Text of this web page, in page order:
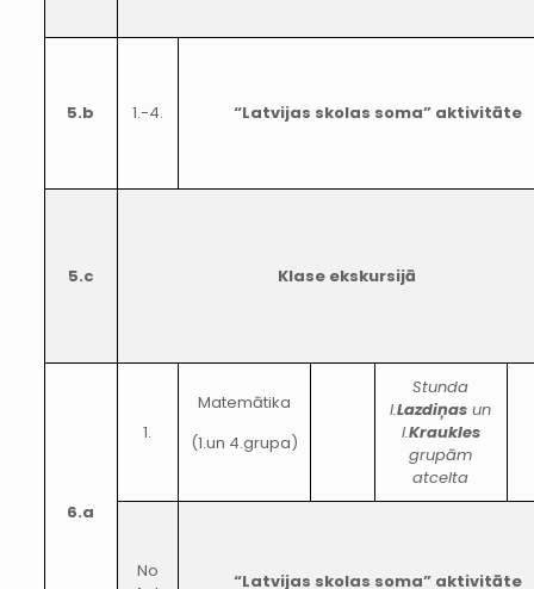
5.b 1.-4. “Latvijas skolas soma” aktivitāte
5.c Klase ekskursijā
6.a
1.
Matemātika
(1.un 4.grupa)
Stunda
I.Lazdiņas un
I.Kraukles
grupām
atcelta
No
“Latvijas skolas soma” aktivitāte